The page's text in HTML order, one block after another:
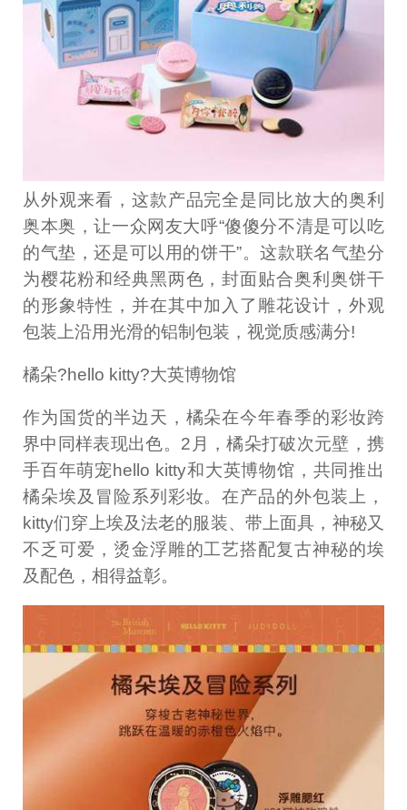
从外观来看，这款产品完全是同比放大的奥利
奥本奥，让一众网友大呼“傻傻分不清是可以吃
的气垫，还是可以用的饼干”。这款联名气垫分
为樱花粉和经典黑两色，封面贴合奥利奥饼干
的形象特性，并在其中加入了雕花设计，外观
包装上沿用光滑的铝制包装，视觉质感满分!
橘朵?hello kitty?大英博物馆
作为国货的半边天，橘朵在今年春季的彩妆跨
界中同样表现出色。2月，橘朵打破次元壁，携
手百年萌宠hello kitty和大英博物馆，共同推出
橘朵埃及冒险系列彩妆。在产品的外包装上，
kitty们穿上埃及法老的服装、带上面具，神秘又
不乏可爱，烫金浮雕的工艺搭配复古神秘的埃
及配色，相得益彰。